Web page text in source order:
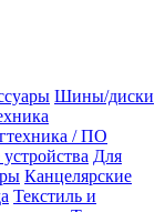
Шины/диски
/ ПО
Для
Канцелярские
Текстиль и